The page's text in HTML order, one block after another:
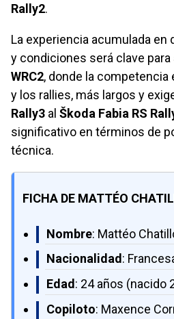
Rally2.
La experiencia acumulada
y condiciones será clave
WRC2, donde la
y los rallies, más largos y
Rally3 al Škoda Fabia RS
significativo en términos de
técnica.
FICHA DE MATTÉO
Nombre: Mattéo
Nacionalidad:
Edad : 24 años (nacido
Copiloto: Maxence